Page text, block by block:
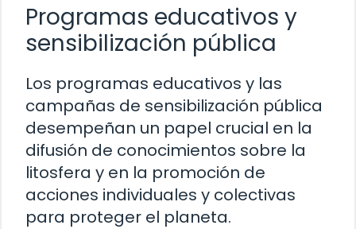
Programas educativos y
sensibilización pública
Los programas educativos y las
campañas de sensibilización pública
desempeñan un papel crucial en la
difusión de conocimientos sobre la
litosfera y en la promoción de
acciones individuales y colectivas
para proteger el planeta.